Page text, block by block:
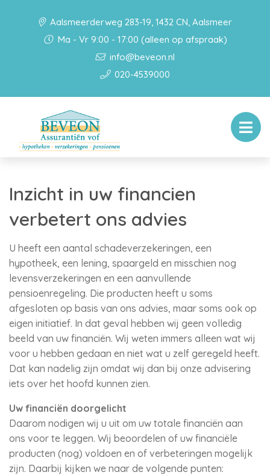
Aalsmeerderweg 283-19, 1432 CN, Aalsmeer
Ma - Vr 9:00 - 17:00 (alleen op afspraak)
info@beveon.nl
020-4539000
Inzicht in uw financien
verbetert ons advies
U heeft een aantal schadeverzekeringen, een
hypotheek, een lening, spaargeld en misschien nog
levensverzekeringen en een aanvullende
pensioenregeling. Die producten heeft u soms
afgesloten op basis van ons advies, maar soms ook op
eigen initiatief. In dat geval hebben wij geen volledig
beeld van uw financiën. Wij weten immers alleen wat wij
voor u hebben gedaan en niet wat u zelf geregeld heeft.
Dat kan nadelig zijn omdat wij dan bij onze advisering
iets over het hoofd kunnen zien.
Uw financiën doorgelicht
Daarom nodigen wij u uit om uw totale financiën aan
ons voor te leggen. Wij beoordelen of uw financiële
producten (nog) voldoen en of verbeteringen mogelijk
zijn. Daarbij kijken we naar de volgende punten: